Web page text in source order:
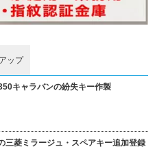
ップ
キャラバンの紛失キー作製
三菱ミラージュ・スペアキー追加登録